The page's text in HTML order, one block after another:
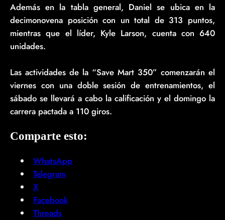
Además en la tabla general, Daniel se ubica en la
decimonovena posición con un total de 313 puntos,
mientras que el líder, Kyle Larson, cuenta con 640
unidades.
Las actividades de la “Save Mart 350” comenzarán el
viernes con una doble sesión de entrenamientos, el
sábado se llevará a cabo la calificación y el domingo la
carrera pactada a 110 giros.
Comparte esto:
WhatsApp
Telegram
X
Facebook
Threads